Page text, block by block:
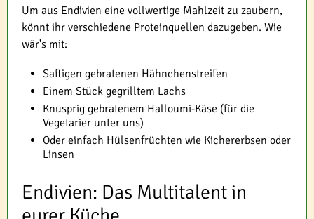
Um aus Endivien eine vollwertige Mahlzeit zu zaubern,
könnt ihr verschiedene Proteinquellen dazugeben. Wie
wär's mit:
Saftigen gebratenen Hähnchenstreifen
Einem Stück gegrilltem Lachs
Knusprig gebratenem Halloumi-Käse (für die
Vegetarier unter uns)
Oder einfach Hülsenfrüchten wie Kichererbsen oder
Linsen
Endivien: Das Multitalent in